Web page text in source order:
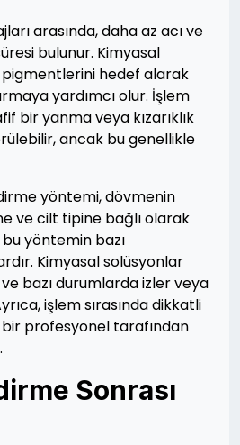
arasında, daha az acı ve
bulunur. Kimyasal
hedef alarak
yardımcı olur. İşlem
bir yanma veya kızarıklık
ancak bu genellikle
yöntemi, dövmenin
ve cilt tipine bağlı olarak
yöntemin bazı
Kimyasal solüsyonlar
bazı durumlarda izler veya
işlem sırasında dikkatli
bir profesyonel tarafından
Sonrası